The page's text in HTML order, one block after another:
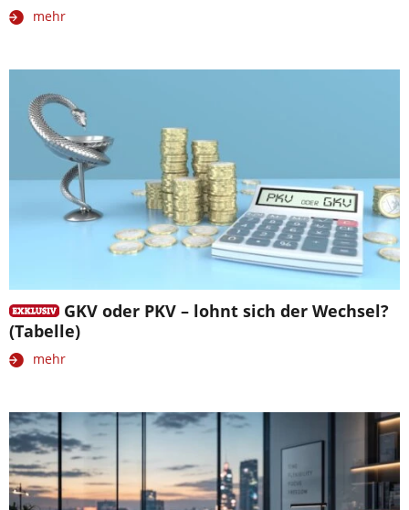
mehr
GKV oder PKV – lohnt sich der Wechsel?
(Tabelle)
mehr